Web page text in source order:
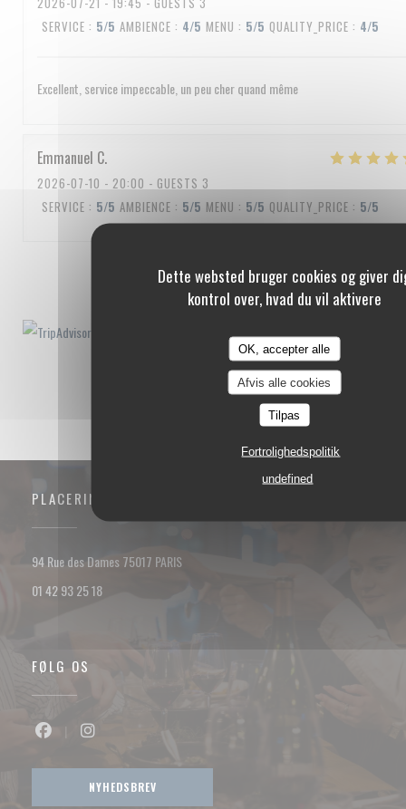
Dette websted bruger cookies og giver
kontrol over, hvad du vil aktivere
OK, accepter alle
Afvis alle cookies
Tilpas
Fortrolighedspolitik
undefined
SERVICE : 5/5 AMBIENCE : 4/5 MENU : 5/5 QUALITY_PRICE : 4/5
Excellent, service impeccable, un peu cher quand même
Emmanuel C
2026-07-10 - 20:00 - GUESTS 3
SERVICE : 5/5 AMBIENCE : 5/5 MENU : 5/5 QUALITY_PRICE : 5/5
1 2 3
PLACERING
94 Rue des Dames 75017 PARIS((åbner i et nyt vindue))
01 42 93 25 18
FØLG OS
Facebook ((åbner i et nyt vindue))
NYHEDSBREV